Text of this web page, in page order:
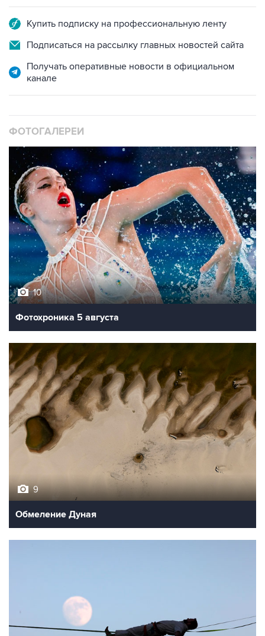
Подписаться на рассылку главных новостей сайта
Получать оперативные новости в официальном
канале
10
Фотохроника 5 августа
Обмеление Дуная